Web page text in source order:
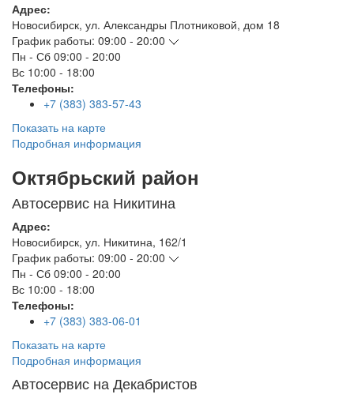
Адрес:
Новосибирск, ул. Александры Плотниковой, дом 18
График работы: 09:00 - 20:00
Пн - Сб 09:00 - 20:00
Вс 10:00 - 18:00
Телефоны:
+7 (383) 383-57-43
Показать на карте
Подробная информация
Октябрьский район
Автосервис на Никитина
Адрес:
Новосибирск, ул. Никитина, 162/1
График работы: 09:00 - 20:00
Пн - Сб 09:00 - 20:00
Вс 10:00 - 18:00
Телефоны:
+7 (383) 383-06-01
Показать на карте
Подробная информация
Автосервис на Декабристов